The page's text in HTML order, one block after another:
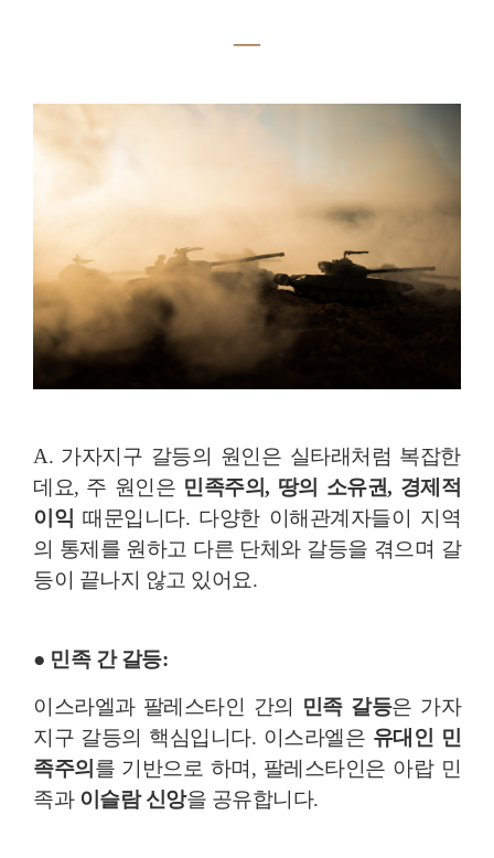
―
A. 가자지구 갈등의 원인은 실타래처럼 복잡한
데요, 주 원인은 민족주의, 땅의 소유권, 경제적
이익 때문입니다. 다양한 이해관계자들이 지역
의 통제를 원하고 다른 단체와 갈등을 겪으며 갈
등이 끝나지 않고 있어요.
● 민족 간 갈등:
이스라엘과 팔레스타인 간의 민족 갈등은 가자
지구 갈등의 핵심입니다. 이스라엘은 유대인 민
족주의 를 기반으로 하며, 팔레스타인은 아랍 민
족과이슬람 신앙을 공유합니다.